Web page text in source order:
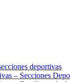
deportivas
– Secciones